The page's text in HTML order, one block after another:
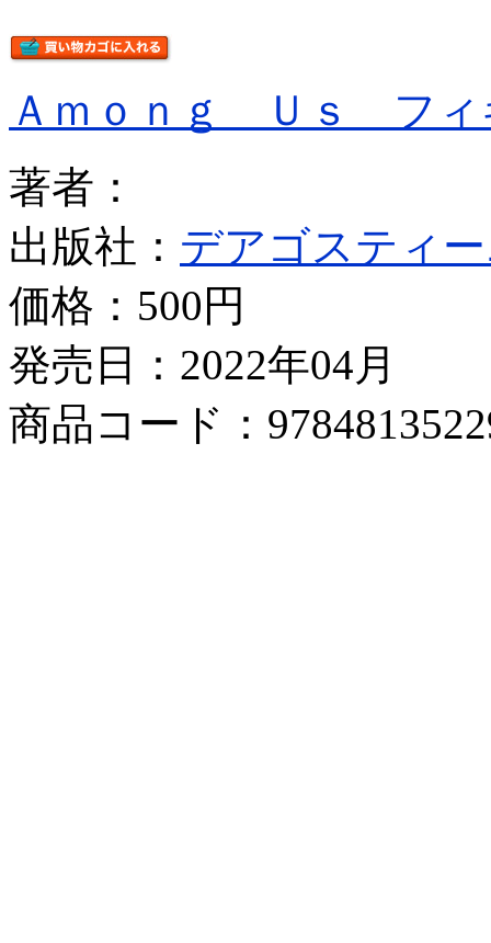
Ａｍｏｎｇ Ｕｓ フィ
著者：
出版社： デアゴスティ
価格： 500円
発売日：2022年04月
商品コード：